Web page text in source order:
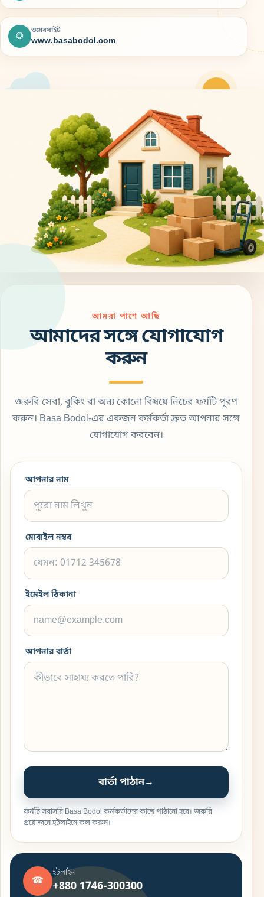
◎ ওয়েবসাইট
www.basabodol.com
আমরা পাশে আছি
আমাদের সঙ্গে যোগাযোগ
করুন
জরুরি সেবা, বুকিং বা অন্য কোনো বিষয়ে নিচের ফর্মটি পূরণ
করুন। Basa Bodol-এর একজন কর্মকর্তা দ্রুত আপনার সঙ্গে
যোগাযোগ করবেন।
আপনার নাম
মোবাইল নম্বর
ইমেইল ঠিকানা
আপনার বার্তা
বার্তা পাঠান→
ফর্মটি সরাসরি Basa Bodol কর্মকর্তাদের কাছে পাঠানো হবে। জরুরি
প্রয়োজনে হটলাইনে কল করুন।
☎
হটলাইন
+880 1746-300300